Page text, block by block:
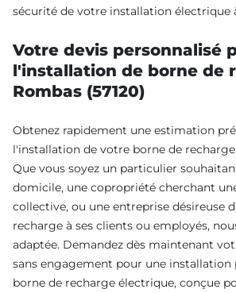
sécurité de votre installation électrique
Votre devis personnalisé
l'installation de borne de
Rombas (57120)
Obtenez rapidement une estimation
l'installation de votre borne de recharge
Que vous soyez un particulier
domicile, une copropriété cherchant
collective, ou une entreprise désireuse
recharge à ses clients ou employés,
adaptée. Demandez dès maintenant
sans engagement pour une installation
borne de recharge électrique, conçue